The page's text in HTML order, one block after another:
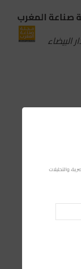
صناعة المغرب
البيضاء
والتحليلات